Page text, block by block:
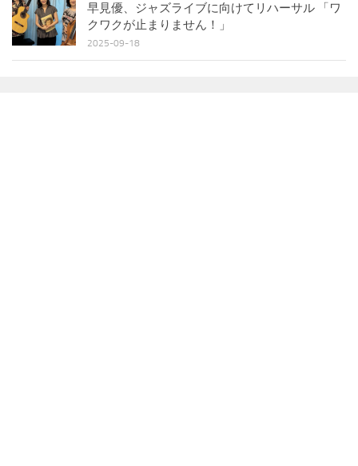
早見優、ジャズライブに向けてリハーサル 「ワ
クワクが止まりません！」
2025-09-18